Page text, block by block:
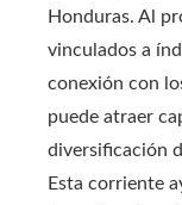
Honduras. Al
vinculados a
conexión con
puede atraer
diversificación
Esta corriente